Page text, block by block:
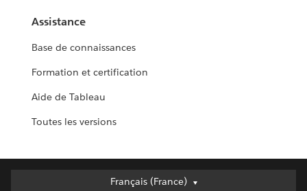
Assistance
Base de connaissances
Formation et certification
Aide de Tableau
Toutes les versions
Français (France)
Français (France)